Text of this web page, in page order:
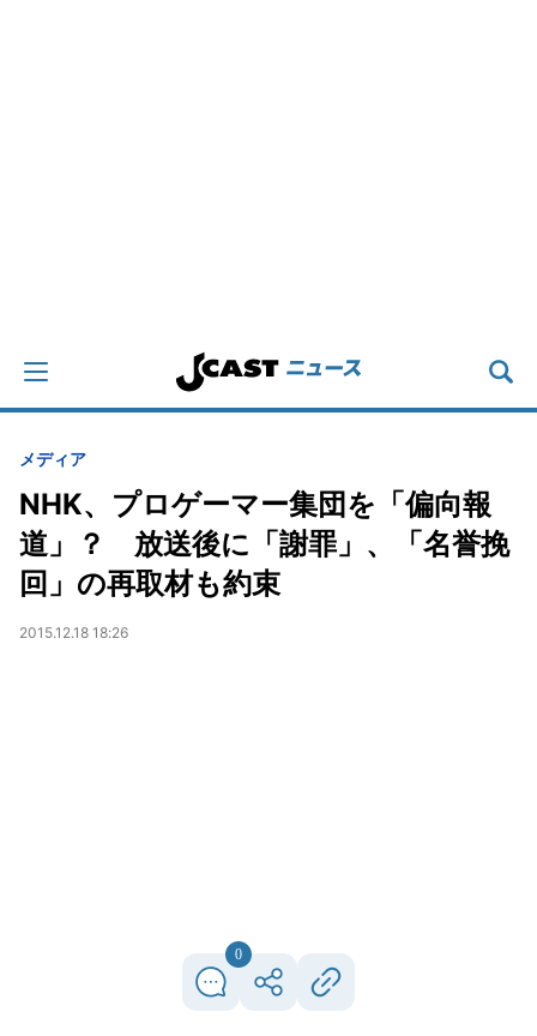
メディア
NHK、プロゲーマー集団を「偏向報
道」？ 放送後に「謝罪」、「名誉挽
回」の再取材も約束
2015.12.18 18:26
0